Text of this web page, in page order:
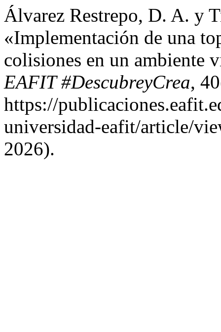
Álvarez Restrepo, D. A. y
«Implementación de una
colisiones en un ambiente
EAFIT #DescubreyCrea,
https://
universidad-eafit/article/
2026).